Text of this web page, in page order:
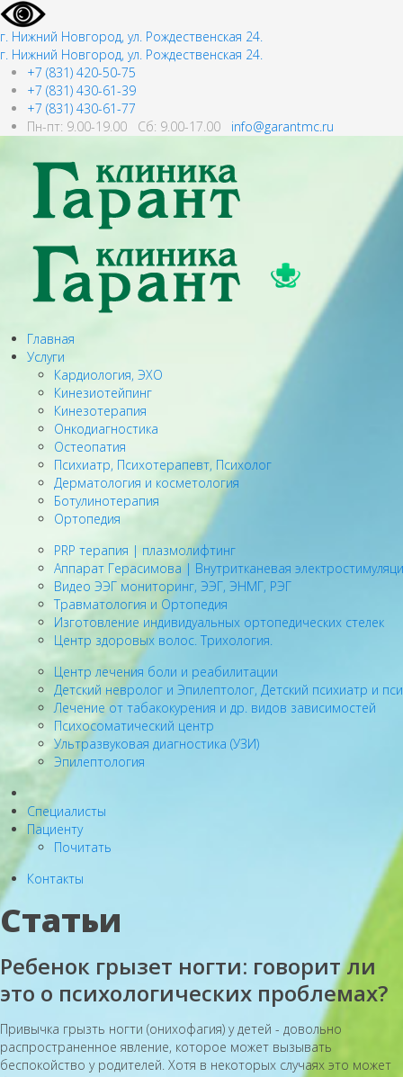
г. Нижний Новгород, ул. Рождественская 24.
г. Нижний Новгород, ул. Рождественская 24.
+7 (831) 420-50-75
+7 (831) 430-61-39
+7 (831) 430-61-77
Пн-пт: 9.00-19.00 Сб: 9.00-17.00 info@garantmc.ru
Главная
Услуги
Кардиология, ЭХО
Кинезиотейпинг
Кинезотерапия
Онкодиагностика
Остеопатия
Психиатр, Психотерапевт, Психолог
Дерматология и косметология
Ботулинотерапия
Ортопедия
PRP терапия | плазмолифтинг
Аппарат Герасимова | Внутритканевая
Видео ЭЭГ мониторинг, ЭЭГ, ЭНМГ, РЭГ
Травматология и Ортопедия
Изготовление индивидуальных ортопедических стелек
Центр здоровых волос. Трихология.
Центр лечения боли и реабилитации
Детский невролог и Эпилептолог, Детский психиатр и
Лечение от табакокурения и др. видов зависимостей
Психосоматический центр
Ультразвуковая диагностика (УЗИ)
Эпилептология
Специалисты
Пациенту
Почитать
Контакты
Статьи
Ребенок грызет ногти: говорит ли
это о психологических проблемах?
Привычка грызть ногти (онихофагия) у детей - довольно
распространенное явление, которое может вызывать
беспокойство у родителей. Хотя в некоторых случаях это может